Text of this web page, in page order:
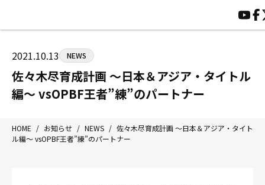
HOME
ジムについて
トレーニング
アマ・スパー各大会・キッズ
入会案内
見学・1日体験
施設紹介
会員様の声
よくあるご質問
サポーター募集
2021.10.13 NEWS
佐々木尽育成計画 〜日本＆アジア・タイトル
編〜 vsOPBF王者”練”のパートナー
HOME / お知らせ / NEWS / 佐々木尽育成計画 〜日本＆アジア・タイト
ル編〜 vsOPBF王者”練”のパートナー